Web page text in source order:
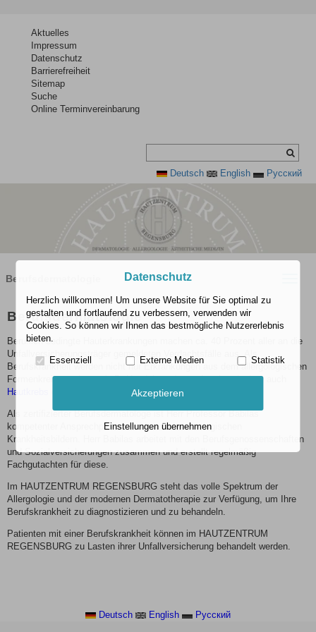
Aktuelles
Impressum
Datenschutz
Barrierefreiheit
Sitemap
Suche
Online Terminvereinbarung
Deutsch English Pусский
Berufsdermatologie
Berufsdermatologie
Beruflich bedingte Hauterkrankungen machen ca. 40 Prozent aller an die
Unfallversicherungsträger gemeldeten Verdachtsfälle aus. Als
Berufskrankheit werden nicht nur Erkrankungen aus dem allergologischen
Formenkreis anerkannt (z.B. Handekzem), sondern inzwischen auch
Hautkrebs
durch beruflich bedingte Sonnenbelastung.
Als zertifizierter Berufsdermatologe ist Herr Professor Babilas
kompetenter Ansprechpartner bei berufsdermatologischen
Krankheitsbildern. Herr Babilas arbeitet mit den Berufsgenossenschaften
und Sozialversicherungen zusammen und erstellt regelmäßig
Fachgutachten für diese.
Im HAUTZENTRUM REGENSBURG steht das volle Spektrum der
Allergologie und der modernen Dermatotherapie zur Verfügung, um Ihre
Berufskrankheit zu diagnostizieren und zu behandeln.
Patienten mit einer Berufskrankheit können im HAUTZENTRUM
REGENSBURG zu Lasten ihrer Unfallversicherung behandelt werden.
Deutsch English Pусский
Datenschutz
Herzlich willkommen! Um unsere Website für Sie optimal zu
gestalten und fortlaufend zu verbessern, verwenden wir
Cookies. So können wir Ihnen das bestmögliche Nutzererlebnis
bieten.
Essenziell Externe Medien Statistik
Akzeptieren
Einstellungen übernehmen